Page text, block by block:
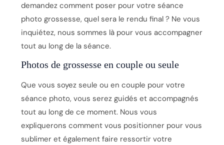
demandez comment poser pour votre séance
photo grossesse, quel sera le rendu final ? Ne vous
inquiétez, nous sommes là pour vous accompagner
tout au long de la séance.
Photos de grossesse en couple ou seule
Que vous soyez seule ou en couple pour votre
séance photo, vous serez guidés et accompagnés
tout au long de ce moment. Nous vous
expliquerons comment vous positionner pour vous
sublimer et également faire ressortir votre